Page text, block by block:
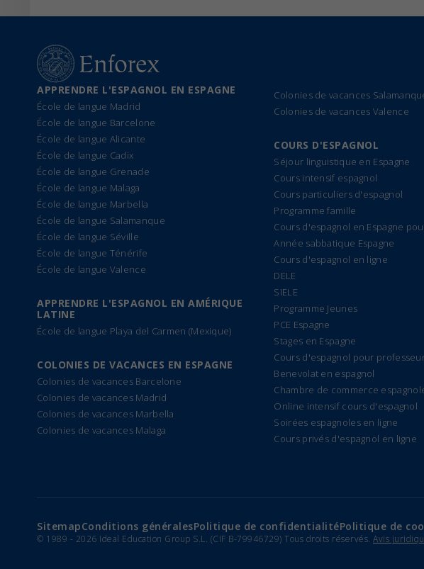
APPRENDRE L'ESPAGNOL EN ESPAGNE
École de langue Madrid
École de langue Barcelone
École de langue Alicante
École de langue Cadix
École de langue Grenade
École de langue Malaga
École de langue Marbella
École de langue Salamanque
École de langue Séville
École de langue Ténérife
École de langue Valence
APPRENDRE L'ESPAGNOL EN AMÉRIQUE
LATINE
École de langue Playa del Carmen (Mexique)
COLONIES DE VACANCES EN ESPAGNE
Colonies de vacances Barcelone
Colonies de vacances Madrid
Colonies de vacances Marbella
Colonies de vacances Malaga
Colonies de vacances
Colonies de vacances Valence
COURS D'ESPAGNOL
Séjour linguistique en Espagne
Cours intensif espagnol
Cours particuliers d'espagnol
Programme famille
Cours d'espagnol en Espagne
Année sabbatique Espagne
Cours d'espagnol en ligne
DELE
SIELE
Programme Jeunes
PCE Espagne
Stages en Espagne
Cours d'espagnol pour
Benevolat en espagnol
Chambre de commerce
Online intensif cours d'espagnol
Soirées espagnoles en ligne
Cours privés d'espagnol en ligne
SitemapConditions généralesPolitique de confidentialitéPolitique de
© 1989 - 2026 Ideal Education Group S.L. (CIF B-79946729) Tous droits réservés. Avis